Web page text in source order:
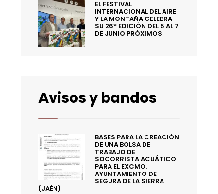
EL FESTIVAL
INTERNACIONAL DEL AIRE
Y LA MONTAÑA CELEBRA
SU 26ª EDICIÓN DEL 5 AL 7
DE JUNIO PRÓXIMOS
Avisos y bandos
BASES PARA LA CREACIÓN
DE UNA BOLSA DE
TRABAJO DE
SOCORRISTA ACUÁTICO
PARA EL EXCMO.
AYUNTAMIENTO DE
SEGURA DE LA SIERRA
(JAÉN)